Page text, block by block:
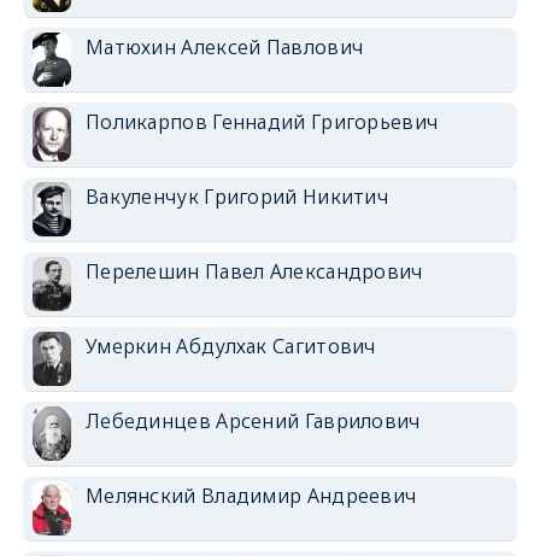
Матюхин Алексей Павлович
Поликарпов Геннадий Григорьевич
Вакуленчук Григорий Никитич
Перелешин Павел Александрович
Умеркин Абдулхак Сагитович
Лебединцев Арсений Гаврилович
Мелянский Владимир Андреевич